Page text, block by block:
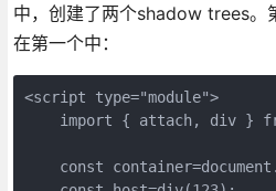
中，创建了两个shadow trees。
在第一个中：
<script type="module">
import { attach, div }
const